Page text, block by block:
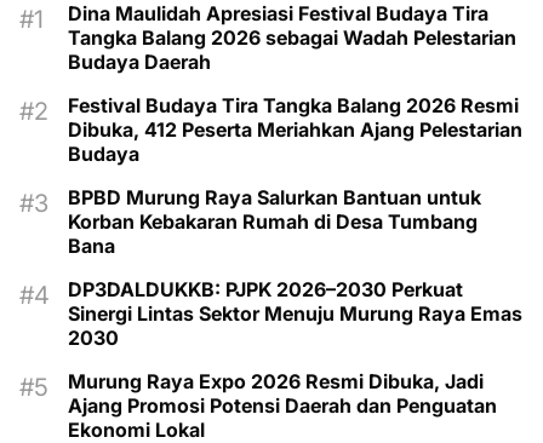
Dina Maulidah Apresiasi Festival Budaya Tira
Tangka Balang 2026 sebagai Wadah Pelestarian
Budaya Daerah
Festival Budaya Tira Tangka Balang 2026 Resmi
Dibuka, 412 Peserta Meriahkan Ajang Pelestarian
Budaya
BPBD Murung Raya Salurkan Bantuan untuk
Korban Kebakaran Rumah di Desa Tumbang
Bana
DP3DALDUKKB: PJPK 2026–2030 Perkuat
Sinergi Lintas Sektor Menuju Murung Raya Emas
2030
Murung Raya Expo 2026 Resmi Dibuka, Jadi
Ajang Promosi Potensi Daerah dan Penguatan
Ekonomi Lokal